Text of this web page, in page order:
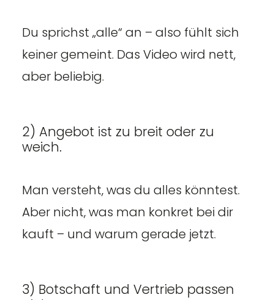
Du sprichst „alle“ an – also fühlt sich
keiner gemeint. Das Video wird nett,
aber beliebig.
2) Angebot ist zu breit oder zu
weich.
Man versteht, was du alles könntest.
Aber nicht, was man konkret bei dir
kauft – und warum gerade jetzt.
3) Botschaft und Vertrieb passen